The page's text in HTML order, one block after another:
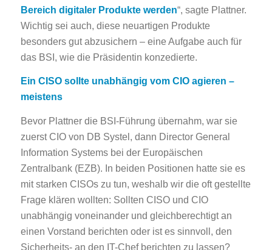
Bereich digitaler Produkte werden“, sagte Plattner.
Wichtig sei auch, diese neuartigen Produkte
besonders gut abzusichern – eine Aufgabe auch für
das BSI, wie die Präsidentin konzedierte.
Ein CISO sollte unabhängig vom CIO agieren –
meistens
Bevor Plattner die BSI-Führung übernahm, war sie
zuerst CIO von DB Systel, dann Director General
Information Systems bei der Europäischen
Zentralbank (EZB). In beiden Positionen hatte sie es
mit starken CISOs zu tun, weshalb wir die oft gestellte
Frage klären wollten: Sollten CISO und CIO
unabhängig voneinander und gleichberechtigt an
einen Vorstand berichten oder ist es sinnvoll, den
Sicherheits- an den IT-Chef berichten zu lassen?